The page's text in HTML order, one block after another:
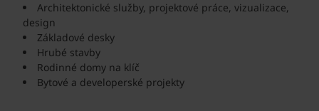
Architektonické služby, projektové práce, vizualizace,
design
Základové desky
Hrubé stavby
Rodinné domy na klíč
Bytové a developerské projekty